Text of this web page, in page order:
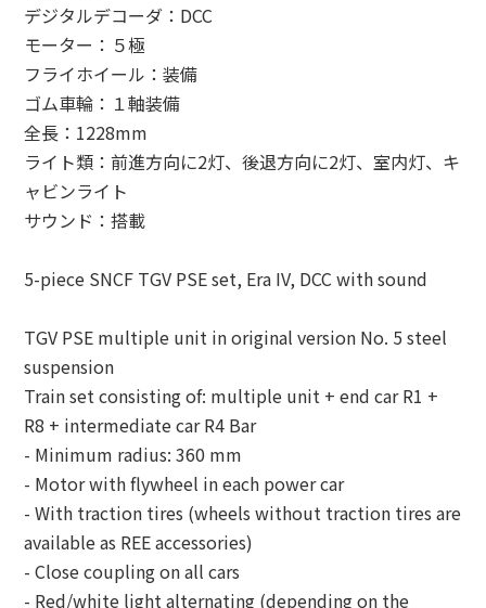
デジタルデコーダ：DCC
モーター：５極
フライホイール：装備
ゴム車輪：１軸装備
全長：1228mm
ライト類：前進方向に2灯、後退方向に2灯、室内灯、キ
ャビンライト
サウンド：搭載
5-piece SNCF TGV PSE set, Era IV, DCC with sound
TGV PSE multiple unit in original version No. 5 steel
suspension
Train set consisting of: multiple unit + end car R1 +
R8 + intermediate car R4 Bar
- Minimum radius: 360 mm
- Motor with flywheel in each power car
- With traction tires (wheels without traction tires are
available as REE accessories)
- Close coupling on all cars
- Red/white light alternating (depending on the